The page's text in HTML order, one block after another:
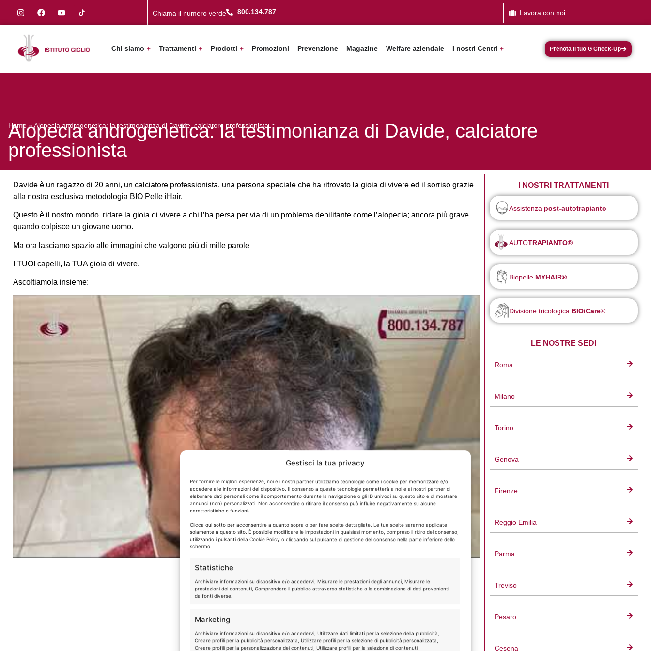
Gestisci la tua privacy
Per fornire le migliori esperienze, noi e i nostri partner utilizziamo tecnologie come i cookie per memorizzare e/o
accedere alle informazioni del dispositivo. Il consenso a queste tecnologie permetterà a noi e ai nostri partner di
elaborare dati personali come il comportamento durante la navigazione o gli ID univoci su questo sito e di mostrare
annunci (non) personalizzati. Non acconsentire o ritirare il consenso può influire negativamente su alcune
caratteristiche e funzioni.
Clicca qui sotto per acconsentire a quanto sopra o per fare scelte dettagliate. Le tue scelte saranno applicate
solamente a questo sito. È possibile modificare le impostazioni in qualsiasi momento, compreso il ritiro del consenso,
utilizzando i pulsanti della Cookie Policy o cliccando sul pulsante di gestione del consenso nella parte inferiore dello
schermo.
Statistiche
Archiviare informazioni su dispositivo e/o accedervi, Misurare le prestazioni degli annunci, Misurare le
prestazioni dei contenuti, Comprendere il pubblico attraverso statistiche o la combinazione di dati provenienti
da fonti diverse.
Marketing
Archiviare informazioni su dispositivo e/o accedervi, Utilizzare dati limitati per la selezione della pubblicità,
Creare profili per la pubblicità personalizzata, Utilizzare profili per la selezione di pubblicità personalizzata,
Creare profili per la personalizzazione dei contenuti, Utilizzare profili per la selezione di contenuti
Chiama il numero verde 800.134.787 Lavora con noi
Chi siamo Trattamenti Prodotti Promozioni Prevenzione Magazine Welfare aziendale I nostri Centri Prenota il tuo G Check-Up
Home »Alopecia androgenetica: la testimonianza di Davide, calciatore professionista
Alopecia androgenetica: la testimonianza di Davide, calciatore
professionista
Davide è un ragazzo di 20 anni, un calciatore professionista, una persona speciale che ha ritrovato la gioia di vivere ed il sorriso grazie
alla nostra esclusiva metodologia BIO Pelle iHair.
Questo è il nostro mondo, ridare la gioia di vivere a chi l’ha persa per via di un problema debilitante come l’alopecia; ancora più grave
quando colpisce un giovane uomo.
Ma ora lasciamo spazio alle immagini che valgono più di mille parole
I TUOI capelli, la TUA gioia di vivere.
Ascoltiamola insieme:
I NOSTRI TRATTAMENTI
Assistenza post-autotrapianto
AUTOTRAPIANTO®
Biopelle MYHAIR®
Divisione tricologica BIOiCare®
LE NOSTRE SEDI
Roma
Milano
Torino
Genova
Firenze
Reggio Emilia
Parma
Treviso
Pesaro
Cesena